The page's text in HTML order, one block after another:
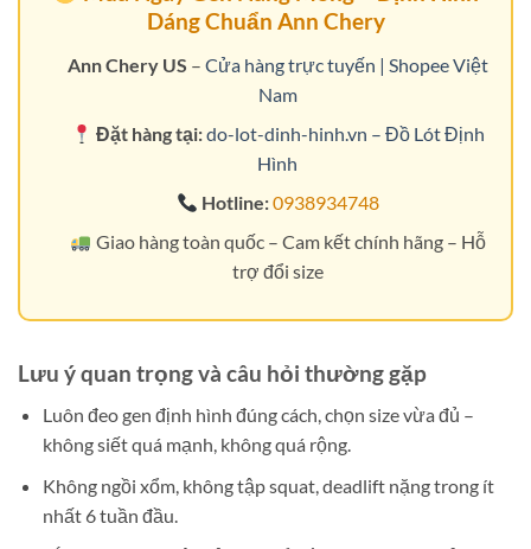
Dáng Chuẩn Ann Chery
Ann Chery US – Cửa hàng trực tuyến | Shopee Việt
Nam
Đặt hàng tại:do-lot-dinh-hinh.vn – Đồ Lót Định
Hình
Hotline:0938934748
Giao hàng toàn quốc – Cam kết chính hãng – Hỗ
trợ đổi size
Lưu ý quan trọng và câu hỏi thường gặp
Luôn đeo gen định hình đúng cách, chọn size vừa đủ –
không siết quá mạnh, không quá rộng.
Không ngồi xổm, không tập squat, deadlift nặng trong ít
nhất 6 tuần đầu.